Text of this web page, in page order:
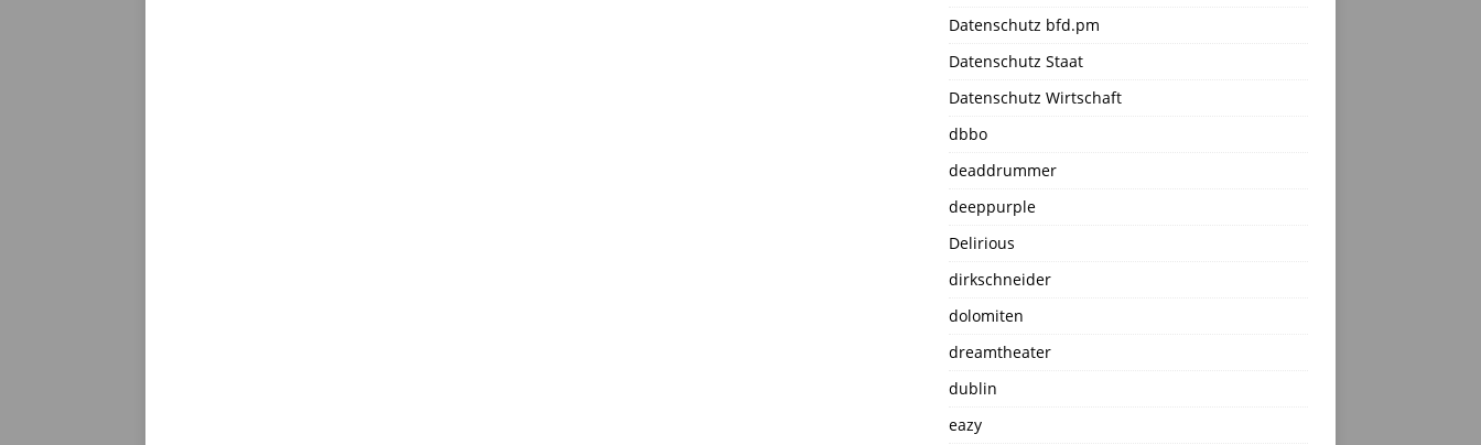
Datenschutz bfd.pm
Datenschutz Staat
Datenschutz Wirtschaft
dbbo
deaddrummer
deeppurple
Delirious
dirkschneider
dolomiten
dreamtheater
dublin
eazy